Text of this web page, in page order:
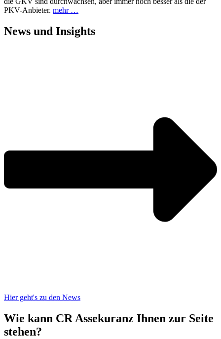
PKV-Anbieter. mehr …
News und Insights
Hier geht's zu den News
Wie kann CR Assekuranz Ihnen zur Seite
stehen?